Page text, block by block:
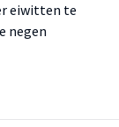
eiwitten te
negen